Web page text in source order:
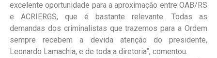
excelente oportunidade para a aproximação entre OAB/RS
e ACRIERGS, que é bastante relevante. Todas as
demandas dos criminalistas que trazemos para a Ordem
sempre recebem a devida atenção do presidente,
Leonardo Lamachia, e de toda a diretoria”, comentou.